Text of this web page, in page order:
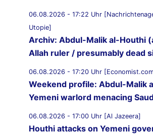
06.08.2026 - 17:22 Uhr
Utopie]
Archiv: Abdul-Malik al-Houthi
Allah ruler / presumably dead
06.08.2026 - 17:20 Uhr
Weekend profile: Abdul-Malik
Yemeni warlord menacing
06.08.2026 - 17:00 Uhr [Al Jazeera]
Houthi attacks on Yemeni